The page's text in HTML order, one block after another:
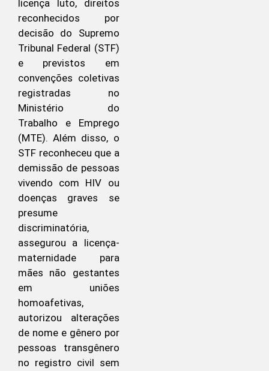
licença luto, direitos
reconhecidos por
decisão do Supremo
Tribunal Federal (STF)
e previstos em
convenções coletivas
registradas no
Ministério do
Trabalho e Emprego
(MTE). Além disso, o
STF reconheceu que a
demissão de pessoas
vivendo com HIV ou
doenças graves se
presume
discriminatória,
assegurou a licença-
maternidade para
mães não gestantes
em uniões
homoafetivas,
autorizou alterações
de nome e gênero por
pessoas transgênero
no registro civil sem